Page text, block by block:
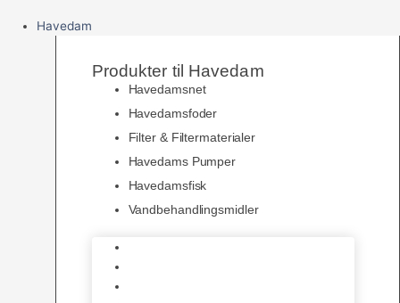
Havedam
Produkter til Havedam
Havedamsnet
Havedamsfoder
Filter & Filtermaterialer
Havedams Pumper
Havedamsfisk
Vandbehandlingsmidler